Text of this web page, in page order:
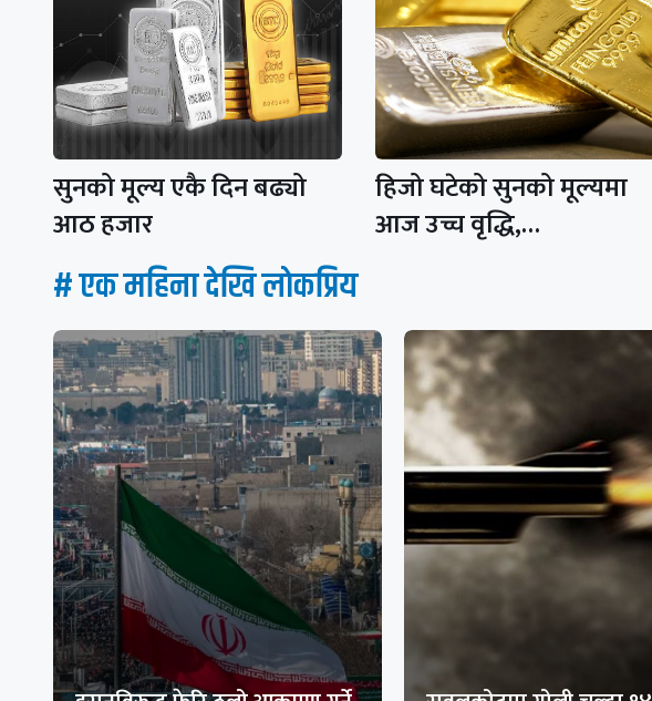
सुनको मूल्य एकै दिन बढ्यो
आठ हजार
हिजो घटेको सुनको मूल्यमा
आज उच्च वृद्धि,…
# एक महिना देखि लाेकप्रिय